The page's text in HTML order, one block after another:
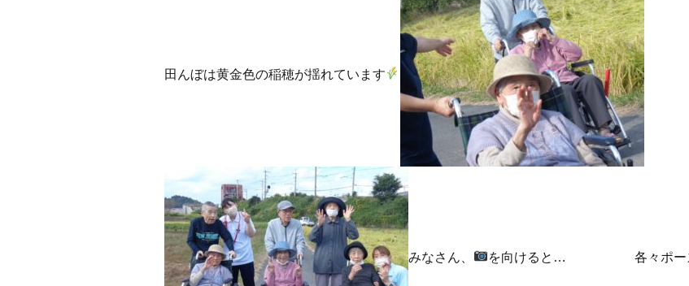
田んぼは黄金色の稲穂が揺れています
みなさん、 を向けると… 各々ポー